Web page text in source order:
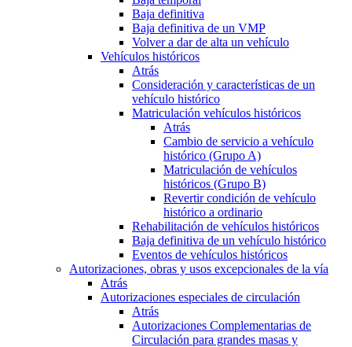
Baja definitiva
Baja definitiva de un VMP
Volver a dar de alta un vehículo
Vehículos históricos
Atrás
Consideración y características de un
vehículo histórico
Matriculación vehículos históricos
Atrás
Cambio de servicio a vehículo
histórico (Grupo A)
Matriculación de vehículos
históricos (Grupo B)
Revertir condición de vehículo
histórico a ordinario
Rehabilitación de vehículos históricos
Baja definitiva de un vehículo histórico
Eventos de vehículos históricos
Autorizaciones, obras y usos excepcionales de la vía
Atrás
Autorizaciones especiales de circulación
Atrás
Autorizaciones Complementarias de
Circulación para grandes masas y